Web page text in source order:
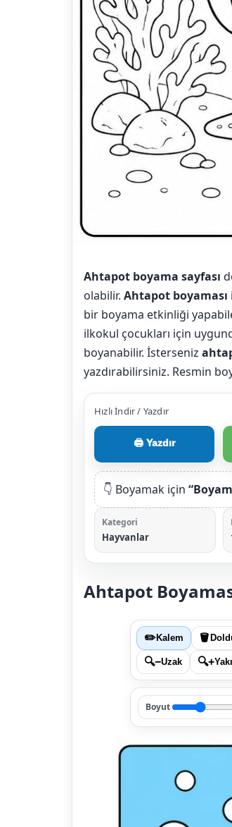
Ahtapot boyama sayfası
olabilir. Ahtapot boyaması
bir boyama etkinliği
ilkokul çocukları için
boyanabilir. İsterseniz
yazdırabilirsiniz. Resmin
Hızlı İndir / Yazdır
🖨️ Yazdır
👇 Boyamak için
Kategori
Hayvanlar
Ahtapot
✏️Kalem 🪣
🔍−Uzak 🔍+
Boyut